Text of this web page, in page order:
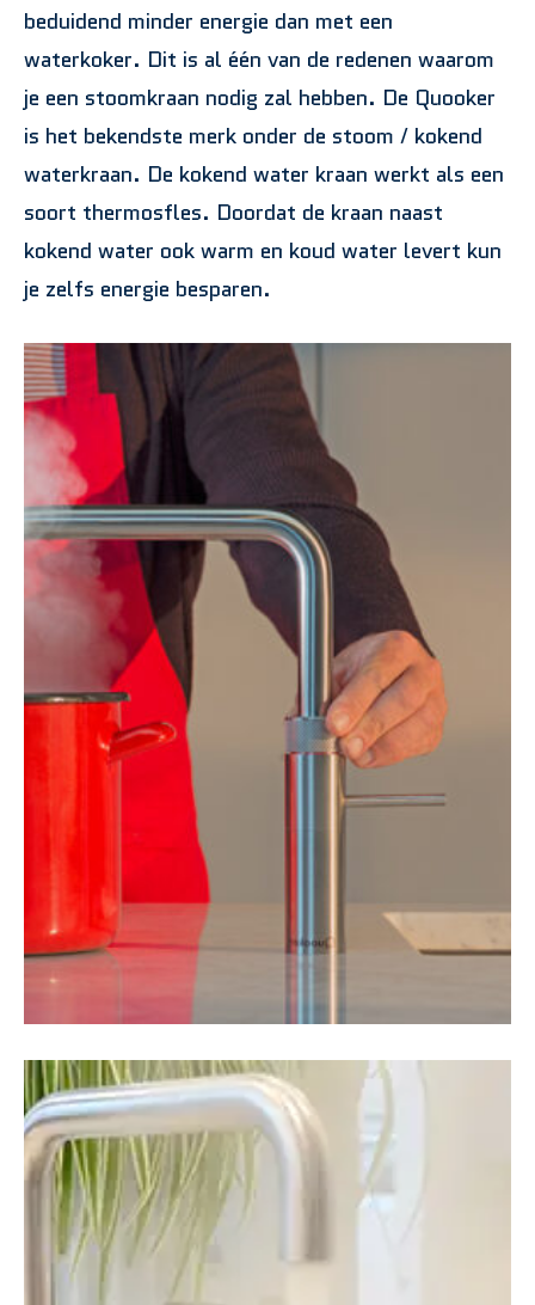
beduidend minder energie dan met een
waterkoker. Dit is al één van de redenen waarom
je een stoomkraan nodig zal hebben. De Quooker
is het bekendste merk onder de stoom / kokend
waterkraan. De kokend water kraan werkt als een
soort thermosfles. Doordat de kraan naast
kokend water ook warm en koud water levert kun
je zelfs energie besparen.